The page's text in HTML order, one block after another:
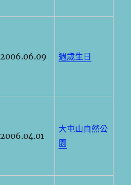
2006.06.09 週歲生日
2006.04.01
大屯山自然公
園